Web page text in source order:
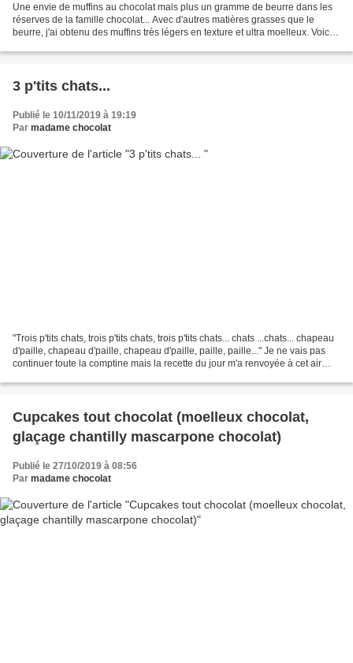
Une envie de muffins au chocolat mais plus un gramme de beurre dans les
réserves de la famille chocolat... Avec d'autres matières grasses que le
beurre, j'ai obtenu des muffins très légers en texture et ultra moelleux. Voici
3 p'tits chats...
Publié le 10/11/2019 à 19:19
Par madame chocolat
"Trois p'tits chats, trois p'tits chats, trois p'tits chats... chats ...chats... chapeau
d'paille, chapeau d'paille, chapeau d'paille, paille, paille..." Je ne vais pas
continuer toute la comptine mais la recette du jour m'a renvoyée à cet air
Cupcakes tout chocolat (moelleux chocolat,
glaçage chantilly mascarpone chocolat)
Publié le 27/10/2019 à 08:56
Par madame chocolat